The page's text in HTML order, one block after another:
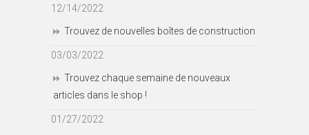
12/14/2022
Trouvez de nouvelles boîtes de construction
03/03/2022
Trouvez chaque semaine de nouveaux
articles dans le shop !
01/27/2022